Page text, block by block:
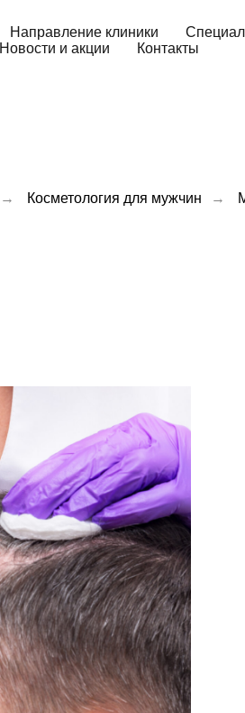
Направление клиники
Новости и акции Контакты
→ Косметология для мужчин →